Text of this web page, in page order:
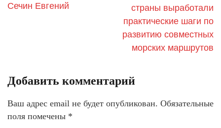
Сечин Евгений
страны выработали
практические шаги по
развитию совместных
морских маршрутов
Добавить комментарий
Ваш адрес email не будет опубликован. Обязательные
поля помечены *